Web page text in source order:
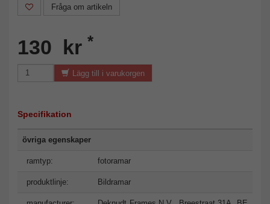
Fråga om artikeln
130 kr *
Lägg till i varukorgen
Specifikation
övriga egenskaper
ramtyp: fotoramar
produktlinje: Bildramar